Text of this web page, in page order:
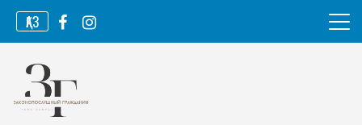
Перейти
содержимому
ҚАЗ